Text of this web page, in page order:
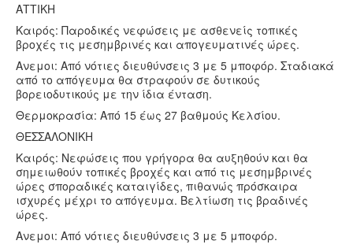
ΑΤΤΙΚΗ
Καιρός: Παροδικές νεφώσεις με ασθενείς τοπικές
βροχές τις μεσημβρινές και απογευματινές ώρες.
Ανεμοι: Από νότιες διευθύνσεις 3 με 5 μποφόρ. Σταδιακά
από το απόγευμα θα στραφούν σε δυτικούς
βορειοδυτικούς με την ίδια ένταση.
Θερμοκρασία: Από 15 έως 27 βαθμούς Κελσίου.
ΘΕΣΣΑΛΟΝΙΚΗ
Καιρός: Νεφώσεις που γρήγορα θα αυξηθούν και θα
σημειωθούν τοπικές βροχές και από τις μεσημβρινές
ώρες σποραδικές καταιγίδες, πιθανώς πρόσκαιρα
ισχυρές μέχρι το απόγευμα. Βελτίωση τις βραδινές
ώρες.
Ανεμοι: Από νότιες διευθύνσεις 3 με 5 μποφόρ.